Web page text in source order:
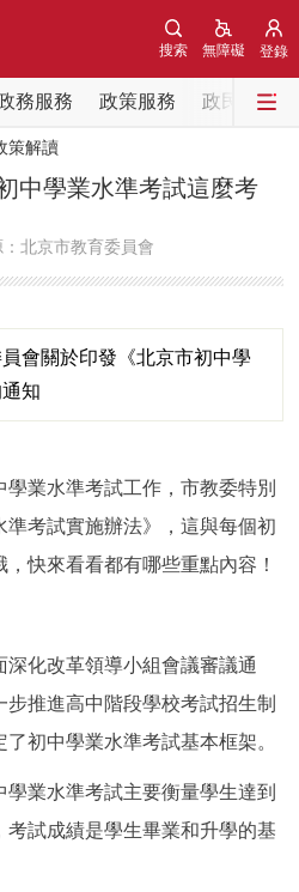
登錄
無障礙
搜索
務服務 政策服務 政民互動
務院資訊
構職能 政策服務
策解讀 回應關切
題公開
光政務
策解讀
中學業水準考試這麼考
：北京市教育委員會
會關於印發《北京市初中學
知
業水準考試工作，市教委特別
考試實施辦法》，這與每個初
快來看看都有哪些重點內容！
化改革領導小組會議審議通
推進高中階段學校考試招生制
初中學業水準考試基本框架。
業水準考試主要衡量學生達到
考試成績是學生畢業和升學的基